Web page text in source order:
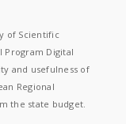
of Scientific
Program Digital
and usefulness of
Regional
the state budget.